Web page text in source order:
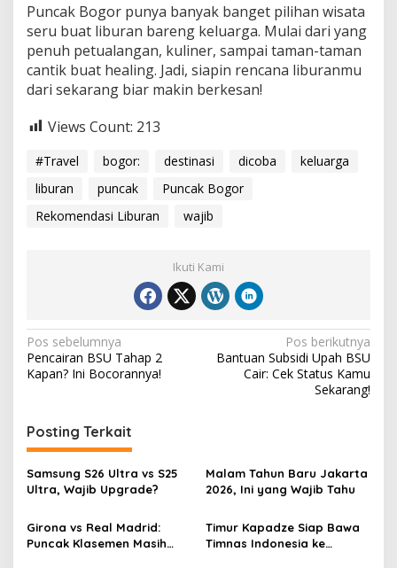
Puncak Bogor punya banyak banget pilihan wisata
seru buat liburan bareng keluarga. Mulai dari yang
penuh petualangan, kuliner, sampai taman-taman
cantik buat healing. Jadi, siapin rencana liburanmu
dari sekarang biar makin berkesan!
Views Count: 213
#Travel bogor: destinasi dicoba
keluarga
liburan
puncak
Puncak Bogor
Rekomendasi Liburan
wajib
Ikuti Kami
Navigasi
pos
Pos sebelumnya
Pencairan BSU Tahap 2
Kapan? Ini Bocorannya!
Pos berikutnya
Bantuan Subsidi Upah BSU
Cair: Cek Status Kamu
Sekarang!
Posting Terkait
Samsung S26 Ultra vs S25
Ultra, Wajib Upgrade?
Malam Tahun Baru Jakarta
2026, Ini yang Wajib Tahu
Girona vs Real Madrid:
Puncak Klasemen Masih
Timur Kapadze Siap Bawa
Timnas Indonesia ke